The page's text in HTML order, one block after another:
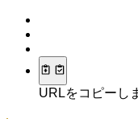
URLをコピーし